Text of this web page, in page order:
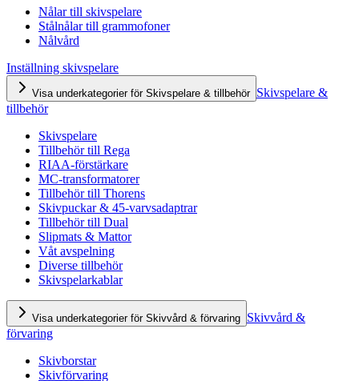
Nålar till skivspelare
Stålnålar till grammofoner
Nålvård
Inställning skivspelare
Visa underkategorier för Skivspelare & tillbehör Skivspelare &
tillbehör
Skivspelare
Tillbehör till Rega
RIAA-förstärkare
MC-transformatorer
Tillbehör till Thorens
Skivpuckar & 45-varvsadaptrar
Tillbehör till Dual
Slipmats & Mattor
Våt avspelning
Diverse tillbehör
Skivspelarkablar
Visa underkategorier för Skivvård & förvaring Skivvård &
förvaring
Skivborstar
Skivförvaring